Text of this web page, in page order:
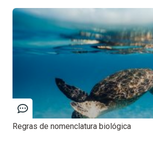
Regras de nomenclatura biológica